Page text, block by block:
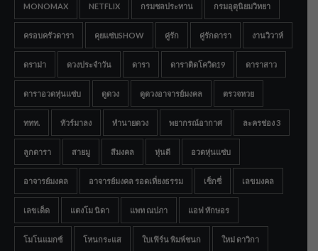
MONOMAX NETFLIX กรมชลประทาน กรมอุตุนิยมวิทยา
ครอบครัวดารา คุยแซ่บSHOW คู่รัก คู่รักดารา งานวิวาห์
ดราม่า ดวงประจำวัน ดารา ดาราติดโควิด19 ดาราสาว
ดาราอวดหุ่นแซ่บ ดูดวง ดูดวงอาจารย์มงคล ตรวจหวย
ททท. ทัวร์มาลง ทำนายดวง พยากรณ์อากาศ ละครช่อง 3
ลูกดารา สายมู สีมงคล หุ่นดี อวดหุ่นแซ่บ
อาจารย์มงคล อาจารย์มงคล รอดเที่ยงธรรม เซ็กซี่ เลขมงคล
เลขเด็ด แตงโม นิดา แพท ณปภา แอฟ ทักษอร
โมโนแมกซ์ โหนกระแส ใบเฟิร์น พิมพ์ชนก ใหม่ ดาวิกา